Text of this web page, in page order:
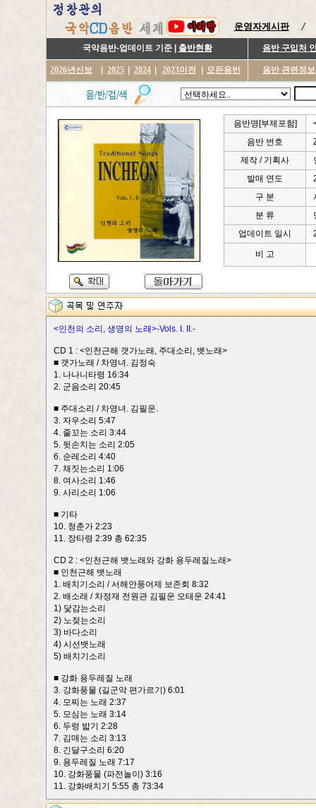
운영자게시판
국악음반-업데이트 기준 | 출반현황 음반 구입처
2026년신보 2025 2024 2023이전 모든음반 음반 관련정
음반명[부제포함]
음반 번호
제작 / 기획사
발매 연도
구 분
분 류
업데이트 일시
비 고
<인천의 소리, 생명의 노래>-Vols. I. II.-
CD 1 : <인천근해 갯가노래, 주대소리, 뱃노래>
■ 갯가노래 / 차영녀. 김정숙
1. 나나니타령 16:34
2. 군음소리 20:45
■ 주대소리 / 차영녀. 김필운.
3. 자우소리 5:47
4. 줄꼬는 소리 3:44
5. 뒷손치는 소리 2:05
6. 순레소리 4:40
7. 채짓는소리 1:06
8. 여사소리 1:46
9. 사리소리 1:06
■ 기타
10. 청춘가 2:23
11. 장타령 2:39 총 62:35
CD 2 : <인천근해 뱃노래와 강화 용두레질노래>
■ 인천근해 뱃노래
1. 배치기소리 / 서해안풍어제 보존회 8:32
2. 배소래 / 차정재 전원관 김필운 오태운 24:41
1) 닻감는소리
2) 노젖는소리
3) 바다소리
4) 시선뱃노래
5) 배치기소리
■ 강화 용두레질 노래
3. 강화풍물 (길군악 편가르기) 6:01
4. 모찌는 노래 2:37
5. 모심는 노래 3:14
6. 두렁 밟기 2:28
7. 김매는 소리 3:13
8. 긴달구소리 6:20
9. 용두레질 노래 7:17
10. 강화풍물 (파전놀이) 3:16
11. 강화배치기 5:55 총 73:34